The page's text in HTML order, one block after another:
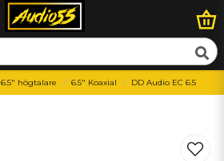
6.5" högtalare 6.5" Koaxial DD Audio EC 6.5